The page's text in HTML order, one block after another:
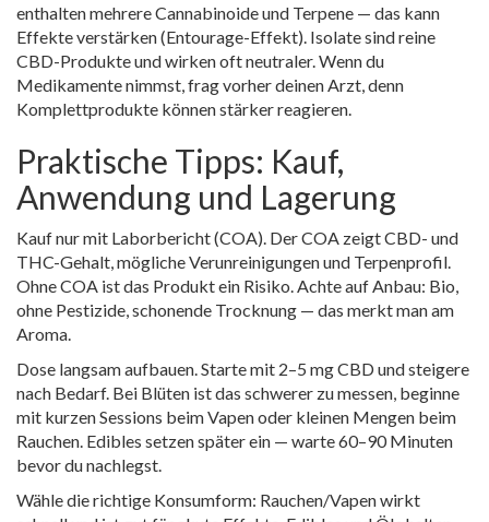
enthalten mehrere Cannabinoide und Terpene — das kann
Effekte verstärken (Entourage-Effekt). Isolate sind reine
CBD-Produkte und wirken oft neutraler. Wenn du
Medikamente nimmst, frag vorher deinen Arzt, denn
Komplettprodukte können stärker reagieren.
Praktische Tipps: Kauf,
Anwendung und Lagerung
Kauf nur mit Laborbericht (COA). Der COA zeigt CBD- und
THC-Gehalt, mögliche Verunreinigungen und Terpenprofil.
Ohne COA ist das Produkt ein Risiko. Achte auf Anbau: Bio,
ohne Pestizide, schonende Trocknung — das merkt man am
Aroma.
Dose langsam aufbauen. Starte mit 2–5 mg CBD und steigere
nach Bedarf. Bei Blüten ist das schwerer zu messen, beginne
mit kurzen Sessions beim Vapen oder kleinen Mengen beim
Rauchen. Edibles setzen später ein — warte 60–90 Minuten
bevor du nachlegst.
Wähle die richtige Konsumform: Rauchen/Vapen wirkt